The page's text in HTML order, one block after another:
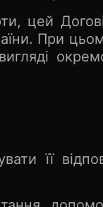
цей
При
її